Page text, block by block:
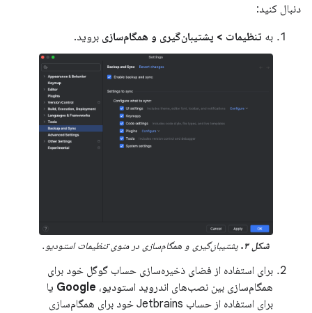
دنبال کنید:
به تنظیمات > پشتیبان‌گیری و همگام‌سازی بروید.
شکل ۳. پشتیبان‌گیری و همگام‌سازی در منوی تنظیمات استودیو.
برای استفاده از فضای ذخیره‌سازی حساب گوگل خود برای
همگام‌سازی بین نصب‌های اندروید استودیو، Google یا
برای استفاده از حساب Jetbrains خود برای همگام‌سازی